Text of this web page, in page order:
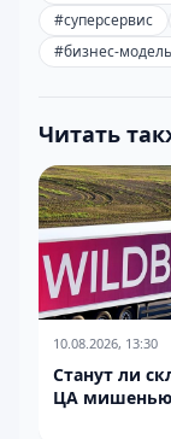
#суперсервис
#бизнес-модель
Читать
10.08.2026, 13:30
Станут ли
ЦА мишенью